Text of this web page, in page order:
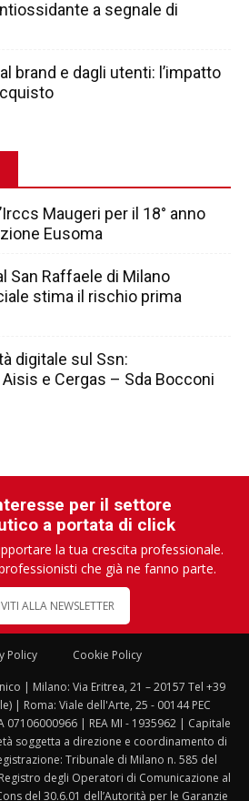
a segnale di
brand e dagli utenti: l’impatto
Maugeri per il 18° anno
Eusoma
San Raffaele di Milano
stima il rischio prima
digitale sul Ssn:
e Cergas – Sda Bocconi
per il settore
a portata di click
la tua crescita professionale.
che già ne fanno parte.
ALLA NEWSLETTER
Policy Cookie Policy
| Milano: Via Eritrea, 21 – 20157 Tel +39
| Roma: Viale dell'Arte, 25 - 00144 PEC
07106000966 | REA MI - 1935962 | Capitale
soggetta a direzione e coordinamento di
Tribunale di Milano n. 585 del
degli Operatori di Comunicazione al
del 30.6.01 dell’Autorità per le Garanzie